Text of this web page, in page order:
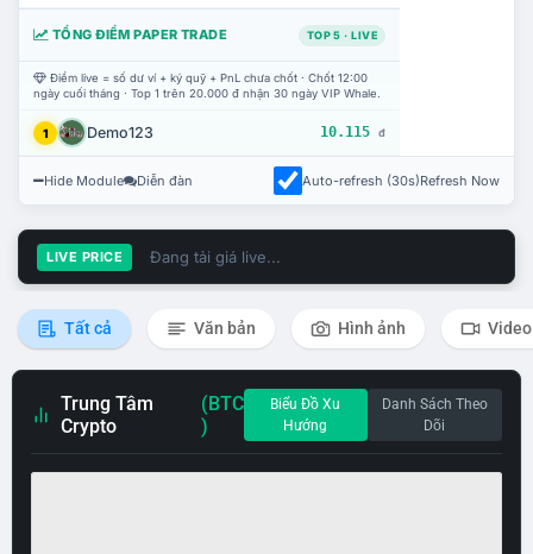
TỔNG ĐIỂM PAPER TRADE TOP 5 · LIVE
Điểm live = số dư ví + ký quỹ + PnL chưa chốt · Chốt 12:00
ngày cuối tháng · Top 1 trên 20.000 đ nhận 30 ngày VIP Whale.
1 Demo123 10.115 đ
Hide Module Diễn đàn Auto-refresh (30s)Refresh Now
LIVE PRICE Đang tải giá live...
Tất cả Văn bản Hình ảnh Video
Trung Tâm
Crypto
(BTC
)
Biểu Đồ Xu
Hướng
Danh Sách Theo
Dõi